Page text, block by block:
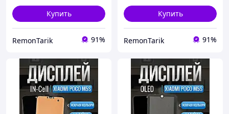
Купить
RemonTarik 91%
Купить
RemonTarik 91%